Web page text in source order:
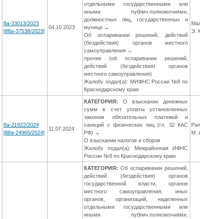
8а-33013/2023
[88а-37538/2023]
04.10.2023
отдельными государственными или
иными публич.полномочиями,
должностных лиц, государственных и
муници →
Об оспаривании решений, действий
(бездействия) органов местного
самоуправления →
прочие (об оспаривании решений,
действий (бездействия) органов
местного самоуправления)
Жалобу подал(а): МИФНС России №8 по
Краснодарскому краю
Э.
8а-21922/2024
[88а-24965/2024]
11.07.2024
КАТЕГОРИЯ: О взыскании денежных
сумм в счет уплаты установленных
законом обязательных платежей и
санкций с физических лиц (гл. 32 КАС
РФ) →
О взыскании налогов и сборов
Жалобу подал(а): Межрайонная ИФНС
России №8 по Краснодарскому краю
М.
КАТЕГОРИЯ: Об оспаривании решений,
действий (бездействия) органов
государственной власти, органов
местного самоуправления, иных
органов, организаций, наделенных
отдельными государственными или
иными публич.полномочиями,